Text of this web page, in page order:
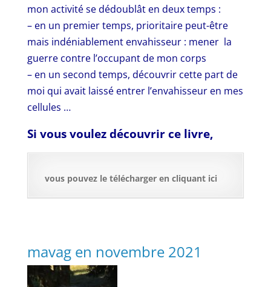
mon activité se dédoublât en deux temps :
– en un premier temps, prioritaire peut-être
mais indéniablement envahisseur : mener la
guerre contre l’occupant de mon corps
– en un second temps, découvrir cette part de
moi qui avait laissé entrer l’envahisseur en mes
cellules …
Si vous voulez découvrir ce livre,
vous pouvez le télécharger en cliquant ici
mavag en novembre 2021